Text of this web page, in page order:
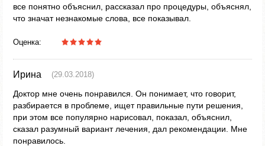
все понятно объяснил, рассказал про процедуры, объяснял,
что значат незнакомые слова, все показывал.
Оценка:
Ирина (29.03.2018)
Доктор мне очень понравился. Он понимает, что говорит,
разбирается в проблеме, ищет правильные пути решения,
при этом все популярно нарисовал, показал, объяснил,
сказал разумный вариант лечения, дал рекомендации. Мне
понравилось.